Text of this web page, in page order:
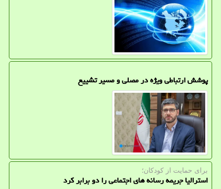
پوشش ارتباطی ویژه در مصلی و مسیر تشییع
برای حمایت از كودكان؛
استرالیا جریمه رسانه های اجتماعی را دو برابر کرد